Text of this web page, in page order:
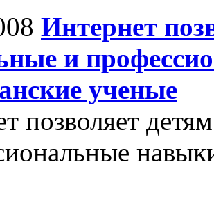
Интернет
и
ученые
позволяет